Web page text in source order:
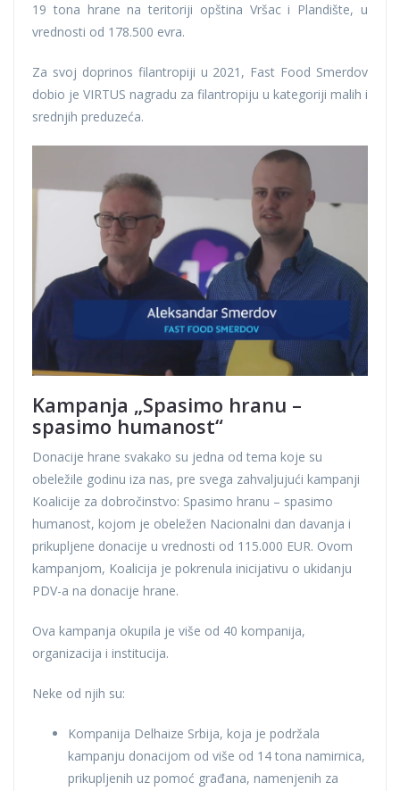
19 tona hrane na teritoriji opština Vršac i Plandište, u
vrednosti od 178.500 evra.
Za svoj doprinos filantropiji u 2021, Fast Food Smerdov
dobio je VIRTUS nagradu za filantropiju u kategoriji malih i
srednjih preduzeća.
Kampanja „Spasimo hranu –
spasimo humanost“
Donacije hrane svakako su jedna od tema koje su
obeležile godinu iza nas, pre svega zahvaljujući kampanji
Koalicije za dobročinstvo: Spasimo hranu – spasimo
humanost, kojom je obeležen Nacionalni dan davanja i
prikupljene donacije u vrednosti od 115.000 EUR. Ovom
kampanjom, Koalicija je pokrenula inicijativu o ukidanju
PDV-a na donacije hrane.
Ova kampanja okupila je više od 40 kompanija,
organizacija i institucija.
Neke od njih su:
Kompanija Delhaize Srbija, koja je podržala
kampanju donacijom od više od 14 tona namirnica,
prikupljenih uz pomoć građana, namenjenih za